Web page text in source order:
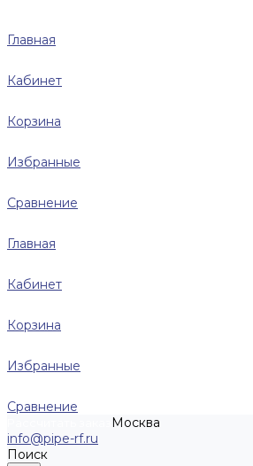
Главная
Кабинет
Корзина
Избранные
Сравнение
Главная
Кабинет
Корзина
Избранные
Сравнение
Москва
info@pipe-rf.ru
Поиск